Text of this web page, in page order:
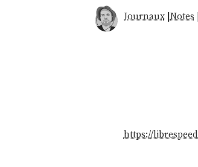
Journaux|Notes
https://